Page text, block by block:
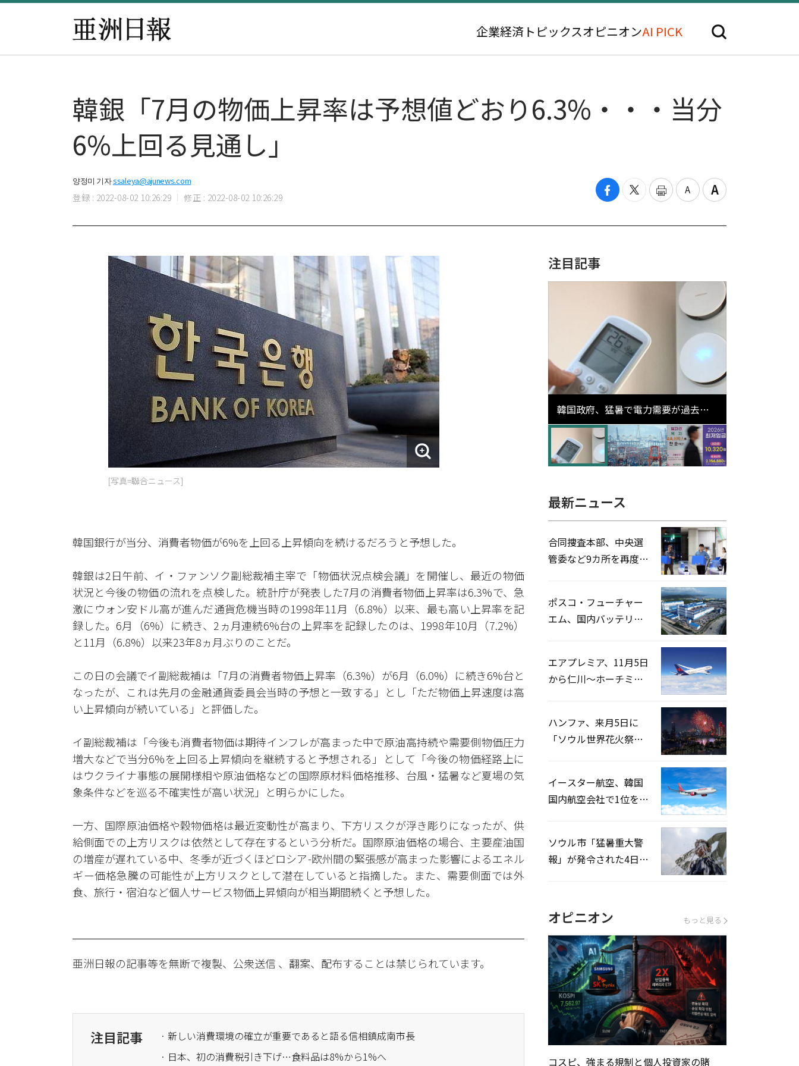
企業経済 トピックスオピニオンAI PICK
韓銀「7月の物価上昇率は予想値どおり6.3%・・・当分
6%上回る見通し」
양정미 기자ssaleya@ajunews.com
登録 : 2022-08-02 10:26:29 修正 : 2022-08-02 10:26:29
[写真=聯合ニュース]
韓国銀行が当分、消費者物価が6%を上回る上昇傾向を続けるだろうと予想した。
韓銀は2日午前、イ・ファンソク副総裁補主宰で「物価状況点検会議」を開催し、最近の物価
状況と今後の物価の流れを点検した。統計庁が発表した7月の消費者物価上昇率は6.3%で、急
激にウォン安ドル高が進んだ通貨危機当時の1998年11月（6.8%）以来、最も高い上昇率を記
録した。6月（6%）に続き、2ヵ月連続6%台の上昇率を記録したのは、1998年10月（7.2%）
と11月（6.8%）以来23年8ヵ月ぶりのことだ。
この日の会議でイ副総裁補は「7月の消費者物価上昇率（6.3%）が6月（6.0%）に続き6%台と
なったが、これは先月の金融通貨委員会当時の予想と一致する」とし「ただ物価上昇速度は高
い上昇傾向が続いている」と評価した。
イ副総裁補は「今後も消費者物価は期待インフレが高まった中で原油高持続や需要側物価圧力
増大などで当分6%を上回る上昇傾向を継続すると予想される」として「今後の物価経路上に
はウクライナ事態の展開様相や原油価格などの国際原材料価格推移、台風・猛暑など夏場の気
象条件などを巡る不確実性が高い状況」と明らかにした。
一方、国際原油価格や穀物価格は最近変動性が高まり、下方リスクが浮き彫りになったが、供
給側面での上方リスクは依然として存在するという分析だ。国際原油価格の場合、主要産油国
の増産が遅れている中、冬季が近づくほどロシア-欧州間の緊張感が高まった影響によるエネル
ギー価格急騰の可能性が上方リスクとして潜在していると指摘した。また、需要側面では外
食、旅行・宿泊など個人サービス物価上昇傾向が相当期間続くと予想した。
亜洲日報の記事等を無断で複製、公衆送信 、翻案、配布することは禁じられています。
注目記事
· 新しい消費環境の確立が重要であると語る信相鎮成南市長
· 日本、初の消費税引き下げ…食料品は8%から1%へ
注目記事
韓国政府、猛暑で電力需要が過去最
高更新の可能性に需給対応体制を点
検
最新ニュース
合同捜査本部、中央選
管委など9カ所を再度家
ポスコ・フューチャー
エム、国内バッテリー
エアプレミア、11月5日
から仁川〜ホーチミン
ハンファ、来月5日に
「ソウル世界花火祭り
イースター航空、韓国
国内航空会社で1位を記
ソウル市「猛暑重大警
報」が発令された4日、
オピニオン もっと見る
コスピ、強まる規制と個人投資家の賭